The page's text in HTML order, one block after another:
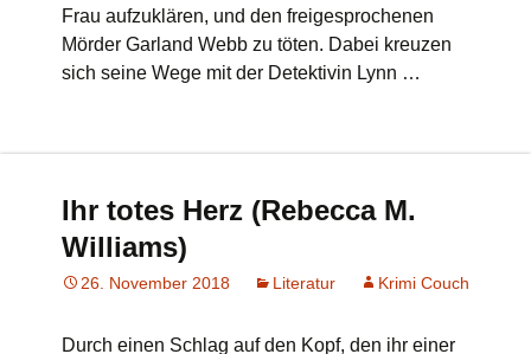
Frau aufzuklären, und den freigesprochenen
Mörder Garland Webb zu töten. Dabei kreuzen
sich seine Wege mit der Detektivin Lynn …
Ihr totes Herz (Rebecca M.
Williams)
26. November 2018 Literatur Krimi Couch
Durch einen Schlag auf den Kopf, den ihr einer